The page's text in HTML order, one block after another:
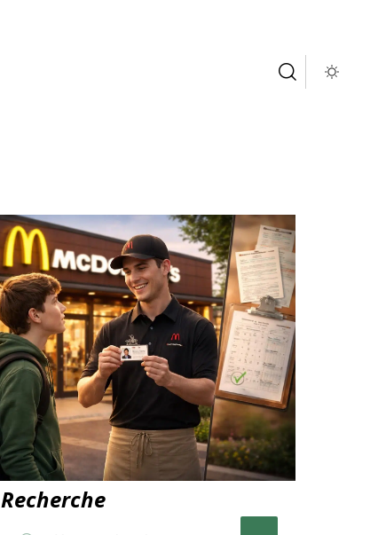
Recherche